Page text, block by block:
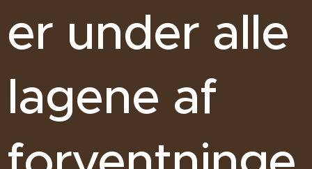
er under alle
lagene af